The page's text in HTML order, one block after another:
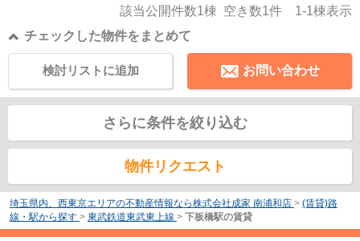
該当公開件数1棟 空き数1件 1-1棟表示
チェックした物件をまとめて
お問い合わせ
検討リストに追加
さらに条件を絞り込む
物件リクエスト
埼玉県内、西東京エリアの不動産情報なら株式会社成家 南浦和店 > (賃貸)路
線・駅から探す > 東武鉄道東武東上線 > 下板橋駅の賃貸